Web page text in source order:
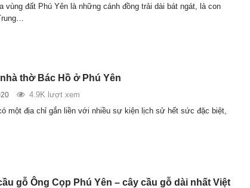
vùng đất Phú Yên là những cánh đồng trải dài bát ngát, là con
thờ Bác Hồ ở Phú Yên
4.9K lượt xem
một địa chỉ gắn liền với nhiều sự kiện lịch sử hết sức đặc biệt,
gỗ Ông Cọp Phú Yên – cây cầu gỗ dài nhất Việt